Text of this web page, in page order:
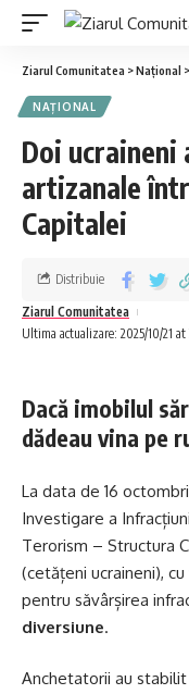
Ziarul Comunitatea >Național >
NAȚIONAL
Doi ucraineni
artizanale
Capitalei
Ultima actualizare: 2025/10/21 at
Ziarul Comunitatea
Distribuie
Dacă imobilul
dădeau vina pe
La data de 16
Investigare a
Terorism – Structura
(cetățeni ucraineni),
pentru săvârșirea
diversiune.
Anchetatorii au stabilit